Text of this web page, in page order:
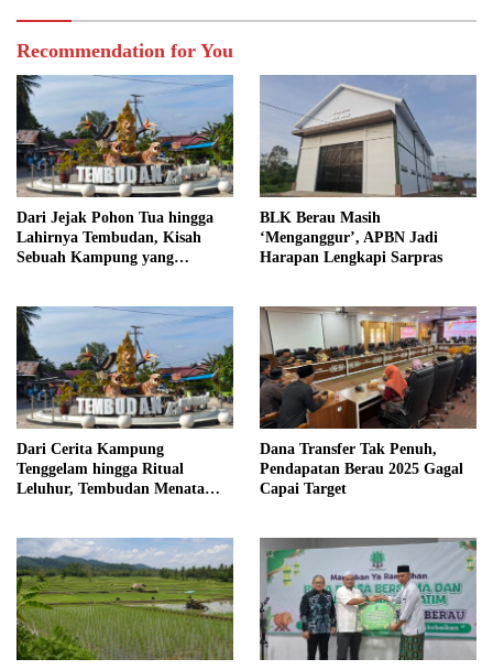
Recommendation for You
Dari Jejak Pohon Tua hingga
Lahirnya Tembudan, Kisah
Sebuah Kampung yang
BLK Berau Masih
‘Menganggur’, APBN Jadi
Harapan Lengkapi Sarpras
Dari Cerita Kampung
Tenggelam hingga Ritual
Leluhur, Tembudan Menata
Dana Transfer Tak Penuh,
Pendapatan Berau 2025 Gagal
Capai Target